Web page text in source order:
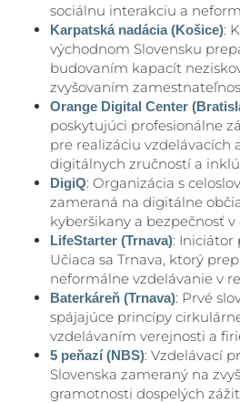
sociálnu interakciu a
Karpatská nadácia (Košice):
východnom Slovensku
budovaním kapacít
zvyšovaním
Orange Digital Center
poskytujúci profesionálne
pre realizáciu vzdelávacích
digitálnych zručností a
DigiQ: Organizácia s
zameraná na digitálne
kyberšikany a bezpečnosť v
LifeStarter (Trnava): Iniciátor
Učiaca sa Trnava, ktorý
neformálne vzdelávanie v
Baterkáreň (Trnava): Prvé
spájajúce princípy
vzdelávaním verejnosti a
5 peňazí (NBS): Vzdelávací
Slovenska zameraný na
gramotnosti dospelých